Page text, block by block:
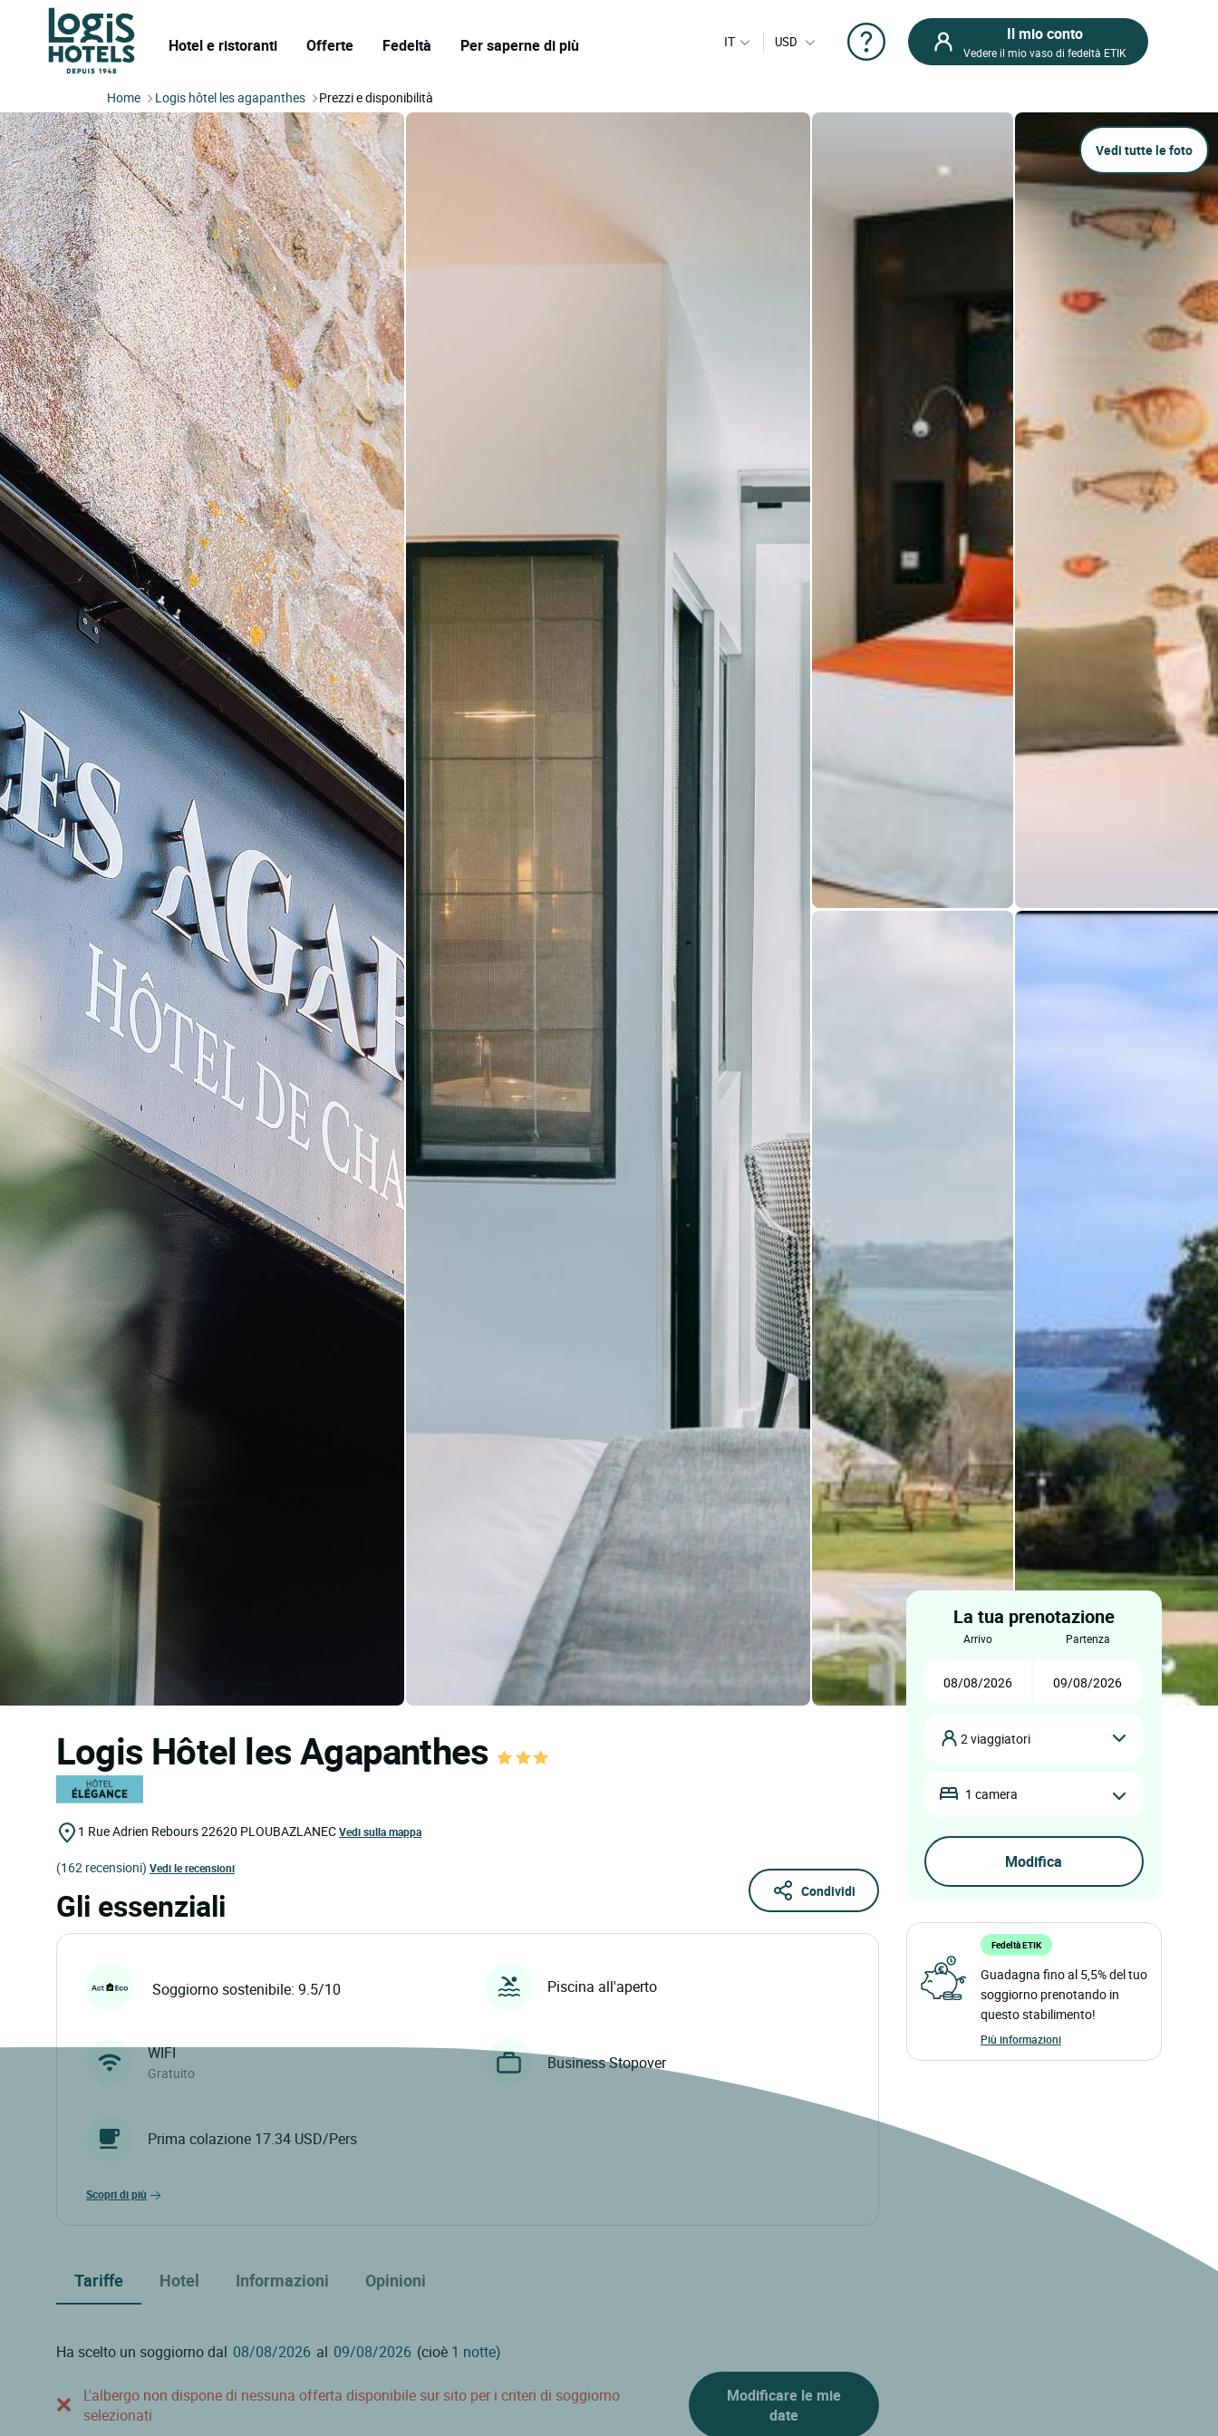
Hotel e ristoranti Offerte Fedeltà Per saperne di più IT USD Il mio conto
Vedere il mio vaso di fedeltà ETIK
Home Logis hôtel les agapanthes Prezzi e disponibilità
Vedi tutte le foto
Logis Hôtel les Agapanthes
1 Rue Adrien Rebours22620 PLOUBAZLANECVedi sulla mappa
(162 recensioni) Vedi le recensioni
Condividi
Gli essenziali
Soggiorno sostenibile: 9.5/10 Piscina all'aperto
WIFI
Gratuito
Business Stopover
Prima colazione 17.34 USD/Pers
scopri di più
Tariffe Hotel Informazioni Opinioni
Ha scelto un soggiorno dal al (cioè 1 notte)
L'albergo non dispone di nessuna offerta disponibile sur sito per i criteri di soggiorno
selezionati
Modificare le mie
date
La tua prenotazione
arrivo partenza
2 viaggiatori
1 camera
Fedeltà ETIK
Guadagna fino al 5,5% del tuo
soggiorno prenotando in
questo stabilimento!
Più informazioni